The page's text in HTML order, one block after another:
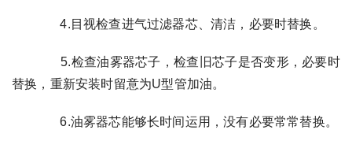
4.目视检查进气过滤器芯、清洁，必要时替换。
5.检查油雾器芯子，检查旧芯子是否变形，必要时
替换，重新安装时留意为U型管加油。
6.油雾器芯能够长时间运用，没有必要常常替换。